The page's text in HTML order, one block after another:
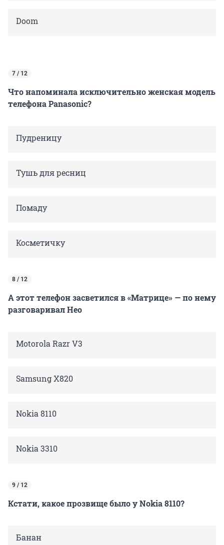
Doom
7 / 12
Что напоминала исключительно женская модель
телефона Panasonic?
Пудреницу
Тушь для ресниц
Помаду
Косметичку
8 / 12
А этот телефон засветился в «Матрице» — по нему
разговаривал Нео
Motorola Razr V3
Samsung X820
Nokia 8110
Nokia 3310
9 / 12
Кстати, какое прозвище было у Nokia 8110?
Банан